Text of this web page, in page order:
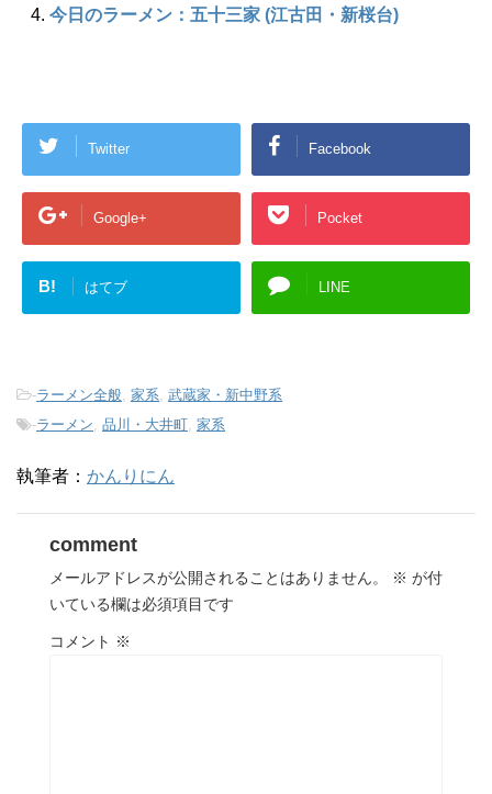
今日のラーメン：五十三家 (江古田・新桜台)
Twitter Facebook
Google+ Pocket
B! はてブ LINE
-ラーメン全般 家系 武蔵家・新中野系
-ラーメン 品川・大井町 家系
執筆者： かんりにん
comment
メールアドレスが公開されることはありません。 ※ が付
いている欄は必須項目です
コメント ※